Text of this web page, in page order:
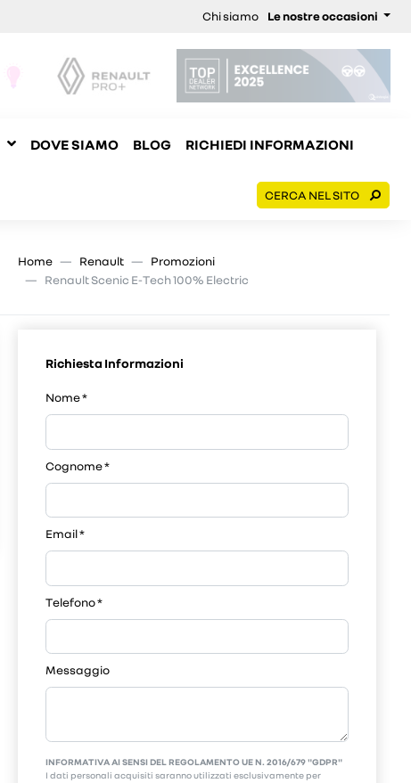
Chi siamo Le nostre occasioni
DOVE SIAMO BLOG RICHIEDI INFORMAZIONI
CERCA NEL SITO
Home Renault
Promozioni
Renault Scenic E-Tech 100% Electric
Richiesta Informazioni
Nome*
Cognome*
Email*
Telefono*
Messaggio
INFORMATIVA AI SENSI DEL REGOLAMENTO UE N. 2016/679 "GDPR"
I dati personali acquisiti saranno utilizzati esclusivamente per